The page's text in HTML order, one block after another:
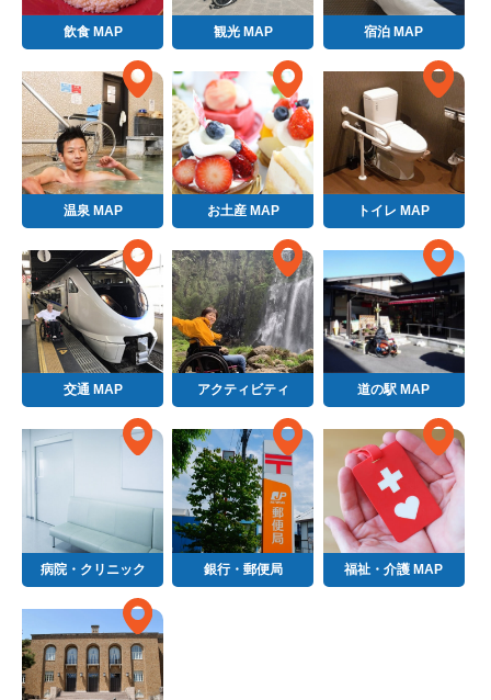
飲食 MAP 観光 MAP 宿泊 MAP
温泉 MAP お土産 MAP トイレ MAP
交通 MAP アクティビティ 道の駅 MAP
病院・クリニック 銀行・郵便局 福祉・介護 MAP